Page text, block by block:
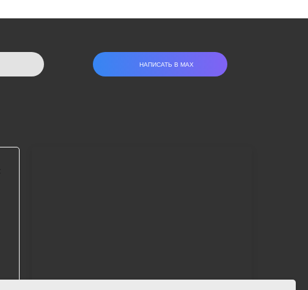
НАПИСАТЬ В МАХ